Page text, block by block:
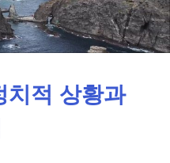
치적 상황과